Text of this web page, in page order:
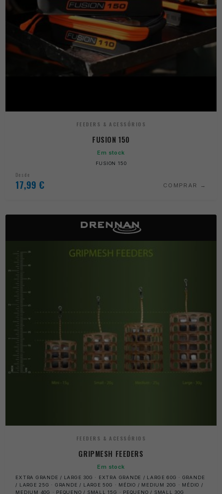
FEEDERS & ACESSÓRIOS
FUSION 150
Em stock
FUSION 150
Desde
17,99 € COMPRAR
FEEDERS & ACESSÓRIOS
GRIPMESH FEEDERS
Em stock
EXTRA GRANDE / LARGE 30G · EXTRA GRANDE / LARGE 60G · GRANDE
/ LARGE 25G · GRANDE / LARGE 50G · MÉDIO / MEDIUM 20G · MÉDIO /
MEDIUM 40G · PEQUENO / SMALL 15G · PEQUENO / SMALL 30G